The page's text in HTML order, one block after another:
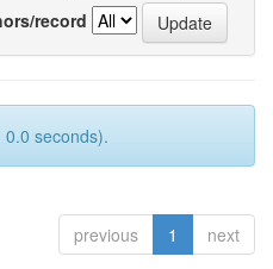
record
seconds).
previous 1 next